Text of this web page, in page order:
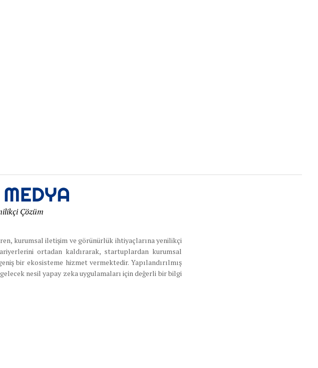
Çözüm
kurumsal iletişim ve görünürlük ihtiyaçlarına yenilikçi
ortadan kaldırarak, startuplardan kurumsal
bir ekosisteme hizmet vermektedir. Yapılandırılmış
nesil yapay zeka uygulamaları için değerli bir bilgi